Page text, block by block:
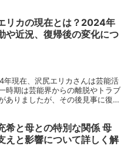
リカの現在とは？2024年
や近況、復帰後の変化につ
現在、沢尻エリカさんは芸能活
時期は芸能界からの離脱やトラブ
ありましたが、その後見事に復帰
希と母との特別な関係 母
えと影響について詳しく解